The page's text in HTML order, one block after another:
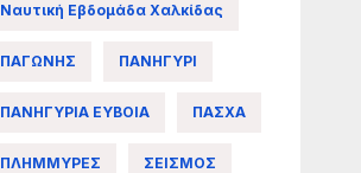
Ναυτική Εβδομάδα Χαλκίδας
ΠΑΓΩΝΗΣ ΠΑΝΗΓΥΡΙ
ΠΑΝΗΓΥΡΙΑ ΕΥΒΟΙΑ ΠΑΣΧΑ
ΠΛΗΜΜΥΡΕΣ ΣΕΙΣΜΟΣ